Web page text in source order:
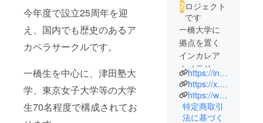
今年度で設立25周年を迎
え、国内でも歴史のあるア
カペラサークルです。
一橋生を中心に、津田塾大
学、東京女子大学等の大学
生70名程度で構成されてお
ロジェクト
です
一橋大学に
拠点を置く
インカレア
カペラサー
クル、The
First Cry(通
称TFC)で
す！
https://instagram.com/thefirstcry_hit
https://x.com/thefirstcry_hit
https://www.youtube.com/channel/UCS0J3aH65Lf1nHeLsJ3Ikcg
特定商取引
法に基づく